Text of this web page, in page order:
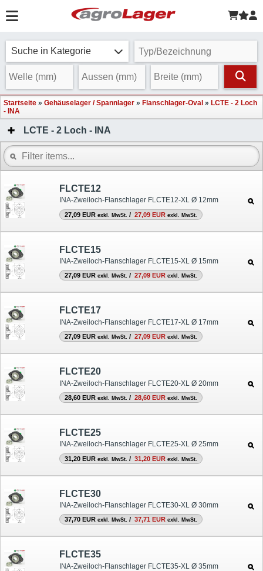
Suche in Kategorie
Startseite » Gehäuselager / Spannlager » Flanschlager-Oval » LCTE - 2 Loch
- INA
LCTE - 2 Loch - INA
FLCTE12
INA-Zweiloch-Flanschlager FLCTE12-XL Ø 12mm
27,09 EUR exkl. MwSt. / 27,09 EUR exkl. MwSt.
FLCTE15
INA-Zweiloch-Flanschlager FLCTE15-XL Ø 15mm
27,09 EUR exkl. MwSt. / 27,09 EUR exkl. MwSt.
FLCTE17
INA-Zweiloch-Flanschlager FLCTE17-XL Ø 17mm
27,09 EUR exkl. MwSt. / 27,09 EUR exkl. MwSt.
FLCTE20
INA-Zweiloch-Flanschlager FLCTE20-XL Ø 20mm
28,60 EUR exkl. MwSt. / 28,60 EUR exkl. MwSt.
FLCTE25
INA-Zweiloch-Flanschlager FLCTE25-XL Ø 25mm
31,20 EUR exkl. MwSt. / 31,20 EUR exkl. MwSt.
FLCTE30
INA-Zweiloch-Flanschlager FLCTE30-XL Ø 30mm
37,70 EUR exkl. MwSt. / 37,71 EUR exkl. MwSt.
FLCTE35
INA-Zweiloch-Flanschlager FLCTE35-XL Ø 35mm